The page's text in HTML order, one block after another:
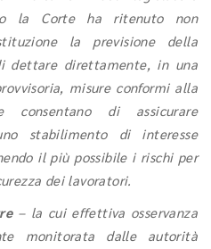
la Corte ha ritenuto non
la previsione della
dettare direttamente, in una
misure conformi alla
consentano di assicurare
stabilimento di interesse
il più possibile i rischi per
dei lavoratori.
– la cui effettiva osservanza
monitorata dalle autorità